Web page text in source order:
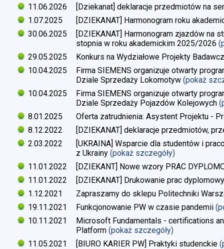
11.06.2026
[Dziekanat] deklaracje przedmiotów na
1.07.2025
[DZIEKANAT] Harmonogram roku
30.06.2025
[DZIEKANAT] Harmonogram zjazdów na
stopnia w roku akademickim 2025/2026
29.05.2025
Konkurs na Wydziałowe Projekty
10.04.2025
Firma SIEMENS organizuje otwarty
Dziale Sprzedaży Lokomotyw (pokaż
10.04.2025
Firma SIEMENS organizuje otwarty
Dziale Sprzedaży Pojazdów Kolejowych
8.01.2025
Oferta zatrudnienia: Asystent Projektu -
8.12.2022
[DZIEKANAT] deklaracje przedmiotów,
2.03.2022
[UKRAINA] Wsparcie dla studentów i
z Ukrainy (pokaż szczegóły)
11.01.2022
[DZIEKANT] Nowe wzory PRAC
11.01.2022
[DZIEKANAT] Drukowanie prac
1.12.2021
Zapraszamy do sklepu Politechniki
19.11.2021
Funkcjonowanie PW w czasie pandemii
10.11.2021
Microsoft Fundamentals - certifications
Platform (pokaż szczegóły)
11.05.2021
[BIURO KARIER PW] Praktyki studenckie